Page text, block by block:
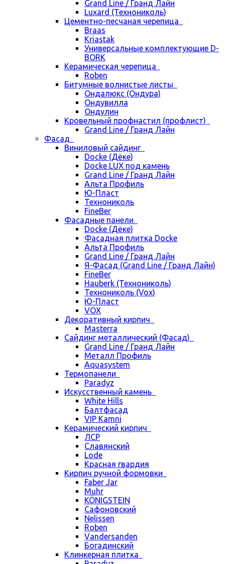
Grand Line / Гранд Лайн
Luxard (Технониколь)
Цементно-песчаная черепица
Braas
Kriastak
Универсальные комплектующие D-
BORK
Керамическая черепица
Roben
Битумные волнистые листы
Ондалюкс (Ондура)
Ондувилла
Ондулин
Кровельный профнастил (профлист)
Grand Line / Гранд Лайн
Фасад
Виниловый сайдинг
Docke (Дёке)
Docke LUX под камень
Grand Line / Гранд Лайн
Альта Профиль
Ю-Пласт
Технониколь
FineBer
Фасадные панели
Docke (Дёке)
Фасадная плитка Docke
Альта Профиль
Grand Line / Гранд Лайн
Я-Фасад (Grand Line / Гранд Лайн)
FineBer
Hauberk (Технониколь)
Технониколь (Vox)
Ю-Пласт
VOX
Декоративный кирпич
Masterra
Сайдинг металлический (Фасад)
Grand Line / Гранд Лайн
Металл Профиль
Aquasystem
Термопанели
Paradyz
Искусственный камень
White Hills
Балтфасад
VIP Kamni
Керамический кирпич
ЛСР
Славянский
Lode
Красная гвардия
Кирпич ручной формовки
Faber Jar
Muhr
KÖNIGSTEIN
Сафоновский
Nelissen
Roben
Vandersanden
Богадинский
Клинкерная плитка